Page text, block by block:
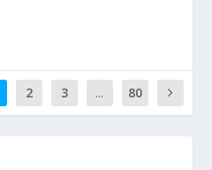
2 3 ... 80